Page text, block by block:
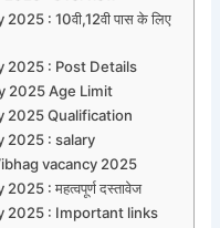
: 10वी,12वी पास के लिए
2025 : Post Details
2025 Age Limit
2025 Qualification
2025 : salary
vacancy 2025
: महत्वपूर्ण दस्तावेज
2025 : Important links